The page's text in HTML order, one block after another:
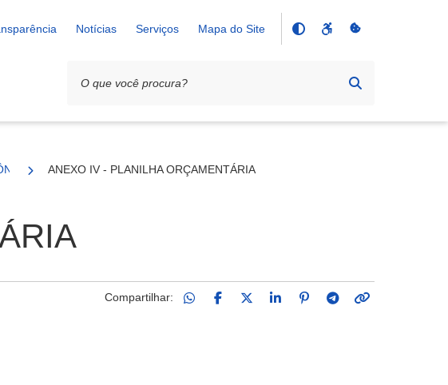
Notícias Serviços Mapa do Site
N° 09/2026
ANEXO IV - PLANILHA ORÇAMENTÁRIA
Compartilhar: